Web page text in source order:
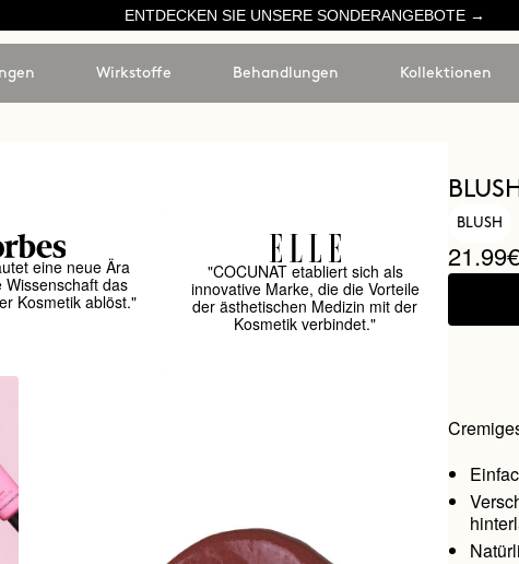
ENTDECKEN SIE UNSERE SONDERANGEBOTE →
Wirkstoffe Behandlungen Kollektionen
eine neue Ära
Wissenschaft das
Kosmetik ablöst."
"COCUNAT etabliert sich als
innovative Marke, die die Vorteile
der ästhetischen Medizin mit der
Kosmetik verbindet."
BLUSH
BLUSH
21.99€